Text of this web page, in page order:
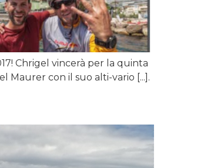
Chrigel vincerà per la quinta
Maurer con il suo alti-vario [...].